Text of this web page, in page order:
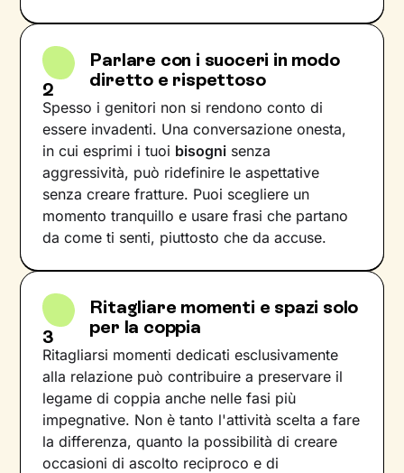
2
Parlare con i suoceri in modo
diretto e rispettoso
Spesso i genitori non si rendono conto di
essere invadenti. Una conversazione onesta,
in cui esprimi i tuoi bisogni senza
aggressività, può ridefinire le aspettative
senza creare fratture. Puoi scegliere un
momento tranquillo e usare frasi che partano
da come ti senti, piuttosto che da accuse.
3
Ritagliare momenti e spazi solo
per la coppia
Ritagliarsi momenti dedicati esclusivamente
alla relazione può contribuire a preservare il
legame di coppia anche nelle fasi più
impegnative. Non è tanto l'attività scelta a fare
la differenza, quanto la possibilità di creare
occasioni di ascolto reciproco e di